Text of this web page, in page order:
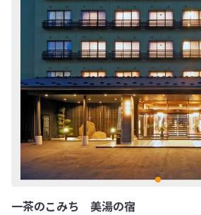
一茶のこみち 美湯の宿